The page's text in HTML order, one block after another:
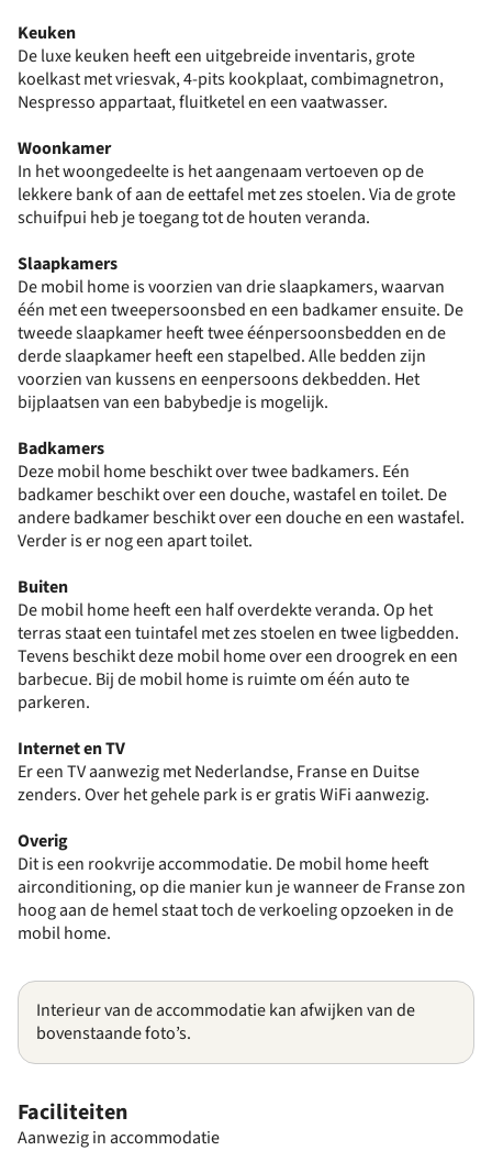
Keuken
De luxe keuken heeft een uitgebreide inventaris, grote
koelkast met vriesvak, 4-pits kookplaat, combimagnetron,
Nespresso appartaat, fluitketel en een vaatwasser.
Woonkamer
In het woongedeelte is het aangenaam vertoeven op de
lekkere bank of aan de eettafel met zes stoelen. Via de grote
schuifpui heb je toegang tot de houten veranda.
Slaapkamers
De mobil home is voorzien van drie slaapkamers, waarvan
één met een tweepersoonsbed en een badkamer ensuite. De
tweede slaapkamer heeft twee éénpersoonsbedden en de
derde slaapkamer heeft een stapelbed. Alle bedden zijn
voorzien van kussens en eenpersoons dekbedden. Het
bijplaatsen van een babybedje is mogelijk.
Badkamers
Deze mobil home beschikt over twee badkamers. Eén
badkamer beschikt over een douche, wastafel en toilet. De
andere badkamer beschikt over een douche en een wastafel.
Verder is er nog een apart toilet.
Buiten
De mobil home heeft een half overdekte veranda. Op het
terras staat een tuintafel met zes stoelen en twee ligbedden.
Tevens beschikt deze mobil home over een droogrek en een
barbecue. Bij de mobil home is ruimte om één auto te
parkeren.
Internet en TV
Er een TV aanwezig met Nederlandse, Franse en Duitse
zenders. Over het gehele park is er gratis WiFi aanwezig.
Overig
Dit is een rookvrije accommodatie. De mobil home heeft
airconditioning, op die manier kun je wanneer de Franse zon
hoog aan de hemel staat toch de verkoeling opzoeken in de
mobil home.
Interieur van de accommodatie kan afwijken van de
bovenstaande foto’s.
Faciliteiten
Aanwezig in accommodatie